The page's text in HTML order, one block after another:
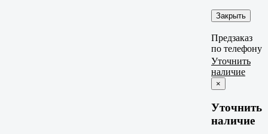
Закрыть
Предзаказ
по телефону
Уточнить
наличие
×
Уточнить
наличие